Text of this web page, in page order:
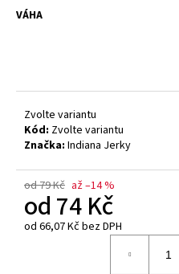
VÁHA
Zvolte variantu
Kód: Zvolte variantu
Značka: Indiana Jerky
od 79 Kč až –14 %
od74 Kč
od 66,07 Kčbez DPH
20G
59
Kč
Původně:
69
Kč